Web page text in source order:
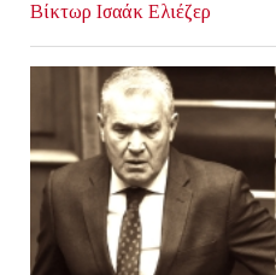
Βίκτωρ Ισαάκ Ελιέζερ